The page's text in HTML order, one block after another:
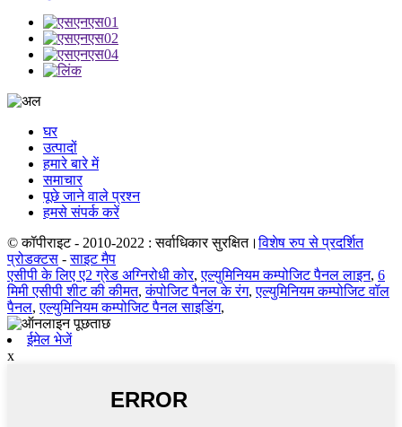
घर
उत्पादों
हमारे बारे में
समाचार
पूछे जाने वाले प्रश्न
हमसे संपर्क करें
© कॉपीराइट - 2010-2022 : सर्वाधिकार सुरक्षित।विशेष रुप से प्रदर्शित
प्रोडक्टस -साइट मैप
एसीपी के लिए ए2 ग्रेड अग्निरोधी कोर,एल्युमिनियम कम्पोजिट पैनल लाइन, 6
मिमी एसीपी शीट की कीमत,कंपोजिट पैनल के रंग,एल्युमिनियम कम्पोजिट वॉल
पैनल,एल्युमिनियम कम्पोजिट पैनल साइडिंग,
ईमेल भेजें
x